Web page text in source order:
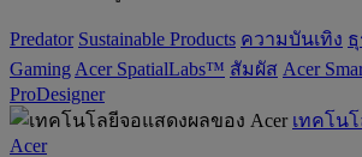
Predator ‌Sustainable Products ความบันเทิง
Gaming Acer SpatialLabs™ สัมผัส Acer
ProDesigner
เทคโน
Acer